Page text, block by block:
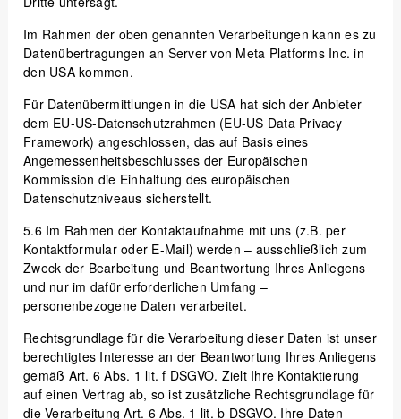
Im Rahmen der oben genannten Verarbeitungen kann es zu
Datenübertragungen an Server von Meta Platforms Inc. in
den USA kommen.
Für Datenübermittlungen in die USA hat sich der Anbieter
dem EU-US-Datenschutzrahmen (EU-US Data Privacy
Framework) angeschlossen, das auf Basis eines
Angemessenheitsbeschlusses der Europäischen
Kommission die Einhaltung des europäischen
Datenschutzniveaus sicherstellt.
5.6Im Rahmen der Kontaktaufnahme mit uns (z.B. per
Kontaktformular oder E-Mail) werden – ausschließlich zum
Zweck der Bearbeitung und Beantwortung Ihres Anliegens
und nur im dafür erforderlichen Umfang –
personenbezogene Daten verarbeitet.
Rechtsgrundlage für die Verarbeitung dieser Daten ist unser
berechtigtes Interesse an der Beantwortung Ihres Anliegens
gemäß Art. 6 Abs. 1 lit. f DSGVO. Zielt Ihre Kontaktierung
auf einen Vertrag ab, so ist zusätzliche Rechtsgrundlage für
die Verarbeitung Art. 6 Abs. 1 lit. b DSGVO. Ihre Daten